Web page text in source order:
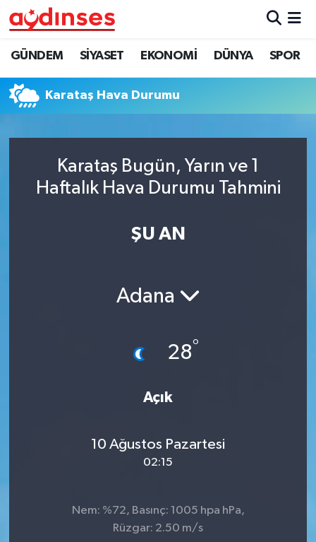
GÜNDEM SİYASET EKONOMİ DÜNYA SPOR
Karataş Hava Durumu
Karataş Bugün, Yarın ve 1
Haftalık Hava Durumu Tahmini
ŞU AN
Adana
28°
Açık
10 Ağustos Pazartesi
02:15
Nem: %72, Basınç: 1005 hpa hPa,
Rüzgar: 2.50 m/s
GÜNDEM
SİYASET
DÜNYA
SPOR
Nöbetçi Eczaneler
Hava Durumu
Trafik Durumu
Süper Lig Puan Durumu ve Fikstür